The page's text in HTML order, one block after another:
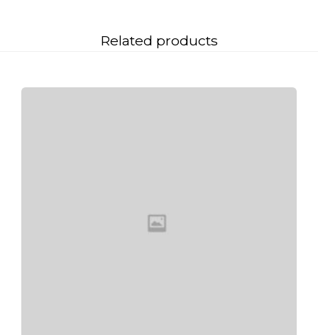
Related products